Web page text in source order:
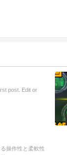
post. Edit or
操作性と柔軟性